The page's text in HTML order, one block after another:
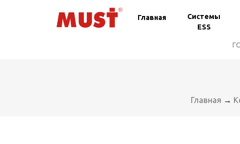
Главная
Системы
ESS
Главная →